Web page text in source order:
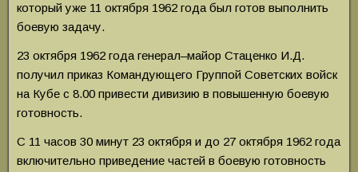
который уже 11 октября 1962 года был готов выполнить
боевую задачу.
23 октября 1962 года генерал–майор Стаценко И.Д.
получил приказ Командующего Группой Советских войск
на Кубе с 8.00 привести дивизию в повышенную боевую
готовность.
С 11 часов 30 минут 23 октября и до 27 октября 1962 года
включительно приведение частей в боевую готовность